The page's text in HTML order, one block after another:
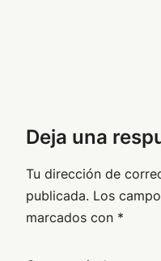
Deja una
Tu dirección de
publicada. Los
marcados con *